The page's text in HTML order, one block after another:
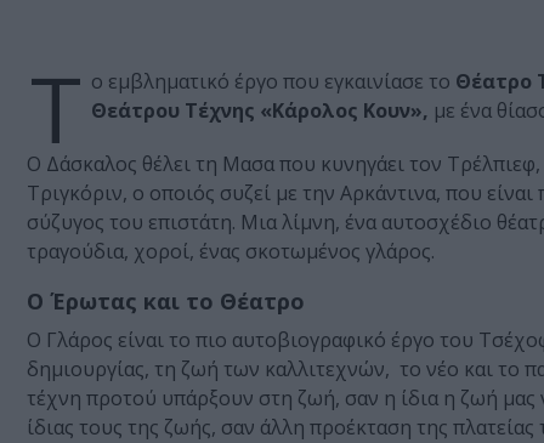
Τ ο εμβληματικό έργο που εγκαινίασε το Θέατρο
Θεάτρου Τέχνης «Κάρολος Κουν», με ένα
Ο Δάσκαλος θέλει τη Μασα που κυνηγάει τον
Τριγκόριν, ο οποιός συζεί με την Αρκάντινα, που
σύζυγος του επιστάτη. Μια λίμνη, ένα αυτοσχέδιο
τραγούδια, χοροί, ένας σκοτωμένος γλάρος.
Ο Έρωτας και το Θέατρο
Ο Γλάρος είναι το πιο αυτοβιογραφικό έργο του
δημιουργίας, τη ζωή των καλλιτεχνών, το νέο και το
τέχνη προτού υπάρξουν στη ζωή, σαν η ίδια η ζωή μας
ίδιας τους της ζωής, σαν άλλη προέκταση της πλατείας